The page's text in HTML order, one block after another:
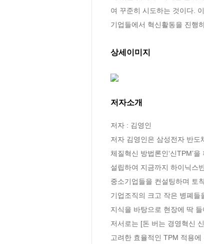
여 꾸준히 시도하는 것이다.
기업들에서 혁신활동을 진행
상세이미지
저자소개
저자 : 김영인
저자 김영인은 삼성전자 반
체질혁신 방법론인‘신TPM’
설립하여 지금까지 하이닉스
중소기업들을 컨설팅하며 토
기업조직의 크고 작은 병폐
지식을 바탕으로 현장에 딱
저서로는 [돈 버는 경영혁신
고려한 효율적인 TPM 적용